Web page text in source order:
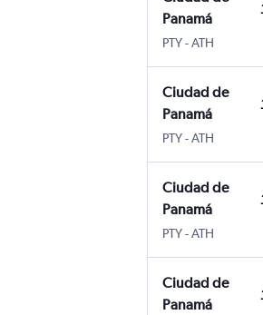
Panamá
PTYCiudad de
-ATH
Ciudad de
Panamá
PTYCiudad de
-ATH
Ciudad de
Panamá
PTYCiudad de
-ATH
Ciudad de
Panamá